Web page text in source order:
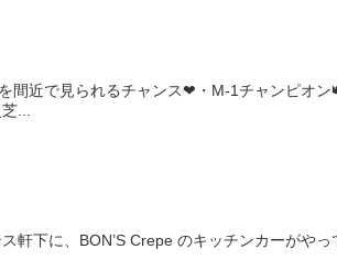
間近で見られるチャンス❤・M-1チャンピオン
...
下に、BON’S Crepe のキッチンカーがやっ